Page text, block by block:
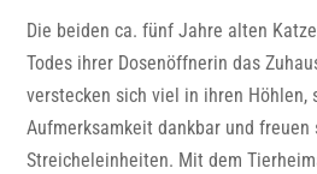
Die beiden ca. fünf Jahre alten
Todes ihrer Dosenöffnerin das
verstecken sich viel in ihren Höhlen,
Aufmerksamkeit dankbar und freuen
Streicheleinheiten. Mit dem